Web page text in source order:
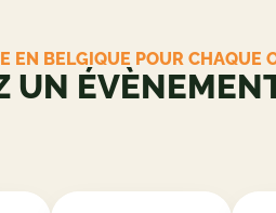
EN BELGIQUE POUR
UN